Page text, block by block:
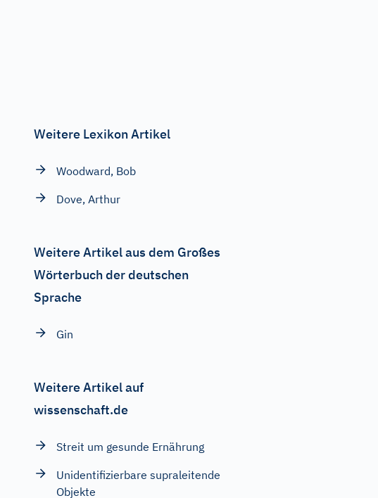
Weitere Lexikon Artikel
Woodward, Bob
Dove, Arthur
Weitere Artikel aus dem Großes
Wörterbuch der deutschen
Sprache
Gin
Weitere Artikel auf
wissenschaft.de
Streit um gesunde Ernährung
Unidentifizierbare supraleitende
Objekte